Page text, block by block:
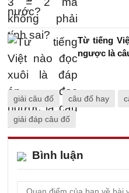
Từ tiếng
ngược là
giải câu đố câu đố hay
giải đáp câu đố
Bình luận